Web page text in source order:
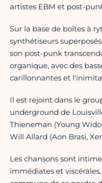
artistes EBM et post-
Sur la base de boîtes à
synthétiseurs
son post-punk
organique, avec des
carillonnantes et
Il est rejoint dans le
underground de
Thieneman (Young
Will Allard (Aon Brasi,
Les chansons sont
immédiates et